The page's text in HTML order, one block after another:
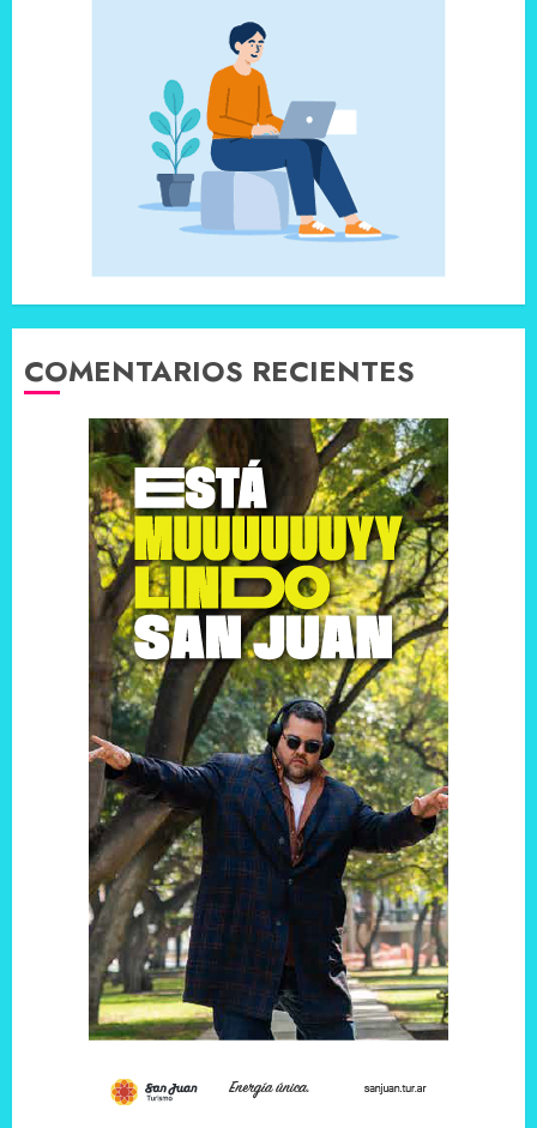
COMENTARIOS RECIENTES